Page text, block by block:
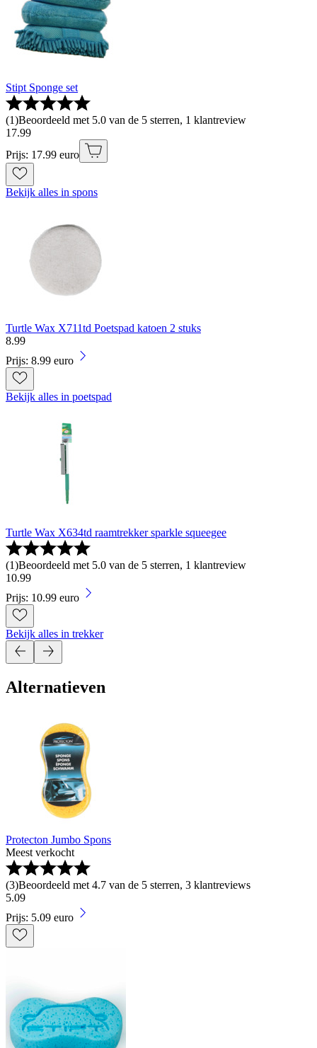
Stipt Sponge set
(1)Beoordeeld met 5.0 van de 5 sterren, 1 klantreview
17.99
Prijs: 17.99 euro
Bekijk alles in spons
Turtle Wax X711td Poetspad katoen 2 stuks
8.99
Prijs: 8.99 euro
Bekijk alles in poetspad
Turtle Wax X634td raamtrekker sparkle squeegee
(1)Beoordeeld met 5.0 van de 5 sterren, 1 klantreview
10.99
Prijs: 10.99 euro
Bekijk alles in trekker
Alternatieven
Protecton Jumbo Spons
Meest verkocht
(3)Beoordeeld met 4.7 van de 5 sterren, 3 klantreviews
5.09
Prijs: 5.09 euro